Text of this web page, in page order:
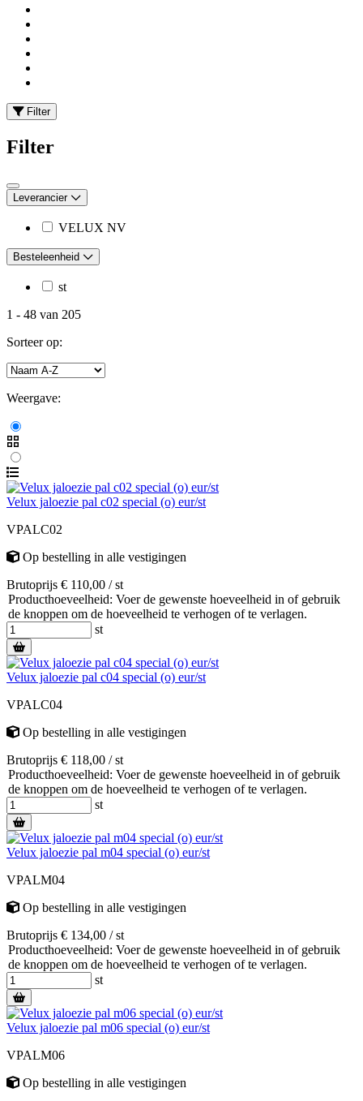
Filter
Filter
Leverancier
VELUX NV
Besteleenheid
st
1 - 48 van 205
Sorteer op:
Weergave:
Velux jaloezie pal c02 special (o) eur/st
VPALC02
Op bestelling in alle vestigingen
Brutoprijs € 110,00 / st
Producthoeveelheid: Voer de gewenste hoeveelheid in of gebruik
de knoppen om de hoeveelheid te verhogen of te verlagen.
st
Velux jaloezie pal c04 special (o) eur/st
VPALC04
Op bestelling in alle vestigingen
Brutoprijs € 118,00 / st
Producthoeveelheid: Voer de gewenste hoeveelheid in of gebruik
de knoppen om de hoeveelheid te verhogen of te verlagen.
st
Velux jaloezie pal m04 special (o) eur/st
VPALM04
Op bestelling in alle vestigingen
Brutoprijs € 134,00 / st
Producthoeveelheid: Voer de gewenste hoeveelheid in of gebruik
de knoppen om de hoeveelheid te verhogen of te verlagen.
st
Velux jaloezie pal m06 special (o) eur/st
VPALM06
Op bestelling in alle vestigingen